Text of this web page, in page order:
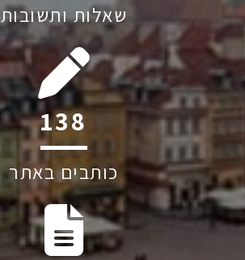
שאלות ותשובות
207
כותבים באתר